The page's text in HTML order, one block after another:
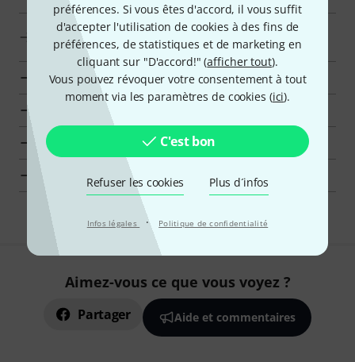
préférences. Si vous êtes d'accord, il vous suffit
d'accepter l'utilisation de cookies à des fins de
préférences, de statistiques et de marketing en
cliquant sur "D'accord!" (afficher tout).
Vous pouvez révoquer votre consentement à tout
moment via les paramètres de cookies (ici).
C'est bon
Refuser les cookies Plus d´infos
Infos légales · Politique de confidentialité
Afficher les Updates & Upgrades dans la fourchette de
prix 180 € - 220 €
Aller à la catégorie Updates & Upgrades
Aller à la catégorie Logiciels Musicaux
Voir les infos pour le constructeur Engine Audio
Engine Audio Logiciels Musicaux en un clin d'oeil
Aimez-vous ce que vous voyez ?
Partager Aide et commentaires